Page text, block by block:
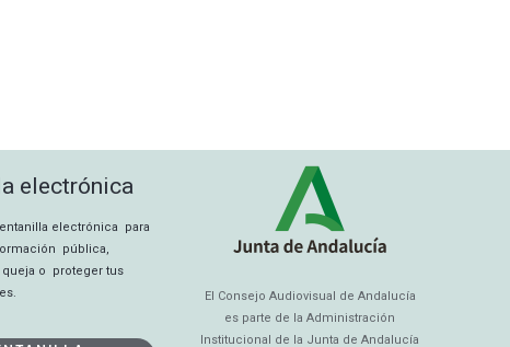
electrónica
electrónica para
pública,
queja o proteger tus
El Consejo Audiovisual de Andalucía
es parte de la Administración
Institucional de la Junta de Andalucía